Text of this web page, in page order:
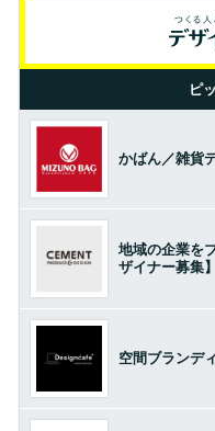
ピ
かばん／雑貨
地域の企業を
ザイナー募集】
空間ブランデ